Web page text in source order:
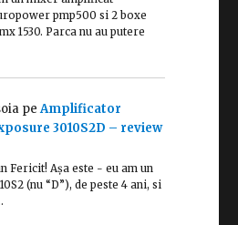
pmp500 si 2 boxe
1530. Parca nu au putere
peAmplificator
3010S2D – review
Fericit! Așa este - eu am un
(nu “D”), de peste 4 ani, si